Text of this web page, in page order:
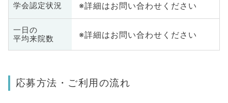
学会認定状況 ※詳細はお問い合わせください
一日の
平均来院数
※詳細はお問い合わせください
応募方法・ご利用の流れ